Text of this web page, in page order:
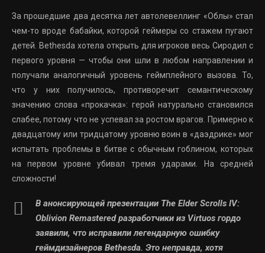
За прошедшие два десятка лет автолевеллинг «Облы» стал
чем-то вроде бабайки, которой геймеры со стажем пугают
детей. Bethesda хотела открыть для игроков весь Сиродил с
первого уровня — чтобы они шли в любом направлении и
получали аналогичный уровень геймплейного вызова. То,
что у них получилось, противоречит семантическому
значению слова «прокачка»: герой натурально становился
слабее, потому что не успевал за ростом врагов. Примерно к
двадцатому или тридцатому уровню воин в «даэдрике» мог
испытать проблемы в битве с обычным гоблином, которых
на первом уровне убивал тремя ударами. На средней
сложности!
В анонсирующей презентации The Elder Scrolls IV:
Oblivion Remastered разработчики из Virtuos гордо
заявили, что исправили легендарную ошибку
геймдизайнеров Bethesda. Это неправда, хотя